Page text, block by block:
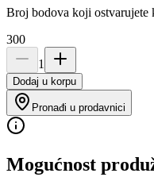
Broj bodova koji
300
1
Dodaj u korpu
Pronađi u prodavnici
Mogućnost